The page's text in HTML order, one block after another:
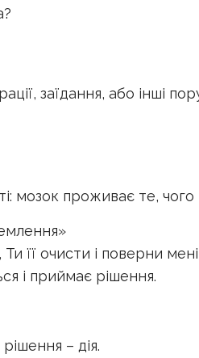
заїдання, або інші
мозок проживає те,
її очисти і поверни
і приймає рішення.
– дія.